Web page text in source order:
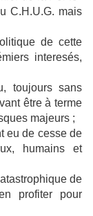
C.H.U.G. mais
de cette
interesés,
toujours sans
être à terme
majeurs ;
eu de cesse de
humains et
de
profiter pour